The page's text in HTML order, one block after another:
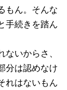
もん。そんな
手続きを踏ん
いからさ、
分は認めなけ
れはないもん